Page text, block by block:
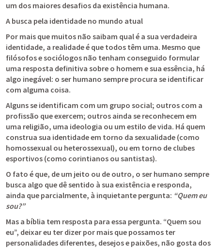
um dos maiores desafios da existência humana.
A busca pela identidade no mundo atual
Por mais que muitos não saibam qual é a sua verdadeira
identidade, a realidade é que todos têm uma. Mesmo que
filósofos e sociólogos não tenham conseguido formular
uma resposta definitiva sobre o homem e sua essência, há
algo inegável: o ser humano sempre procura se identificar
com alguma coisa.
Alguns se identificam com um grupo social; outros com a
profissão que exercem; outros ainda se reconhecem em
uma religião, uma ideologia ou um estilo de vida. Há quem
construa sua identidade em torno da sexualidade (como
homossexual ou heterossexual), ou em torno de clubes
esportivos (como corintianos ou santistas).
O fato é que, de um jeito ou de outro, o ser humano sempre
busca algo que dê sentido à sua existência e responda,
ainda que parcialmente, à inquietante pergunta: “Quem eu
sou?”
Mas a bíblia tem resposta para essa pergunta. “Quem sou
eu”, deixar eu ter dizer por mais que possamos ter
personalidades diferentes, desejos e paixões, não gosta dos